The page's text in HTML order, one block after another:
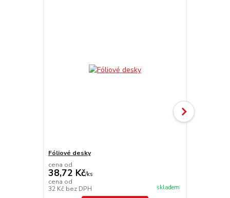
Fóliové desky
cena od
38,72 Kč/ks
cena od
32 Kč bez DPH skladem